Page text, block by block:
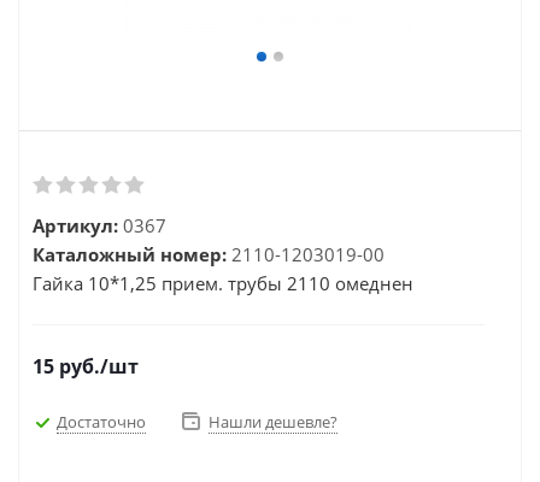
Артикул: 0367
Каталожный номер: 2110-1203019-00
Гайка 10*1,25 прием. трубы 2110 омеднен
15 руб./шт
Достаточно Нашли дешевле?